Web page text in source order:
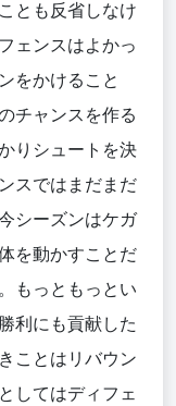
とも反省しなけ
ェンスはよかっ
をかけること
チャンスを作る
りシュートを決
スではまだまだ
シーズンはケガ
を動かすことだ
もっともっとい
利にも貢献した
ことはリバウン
してはディフェ